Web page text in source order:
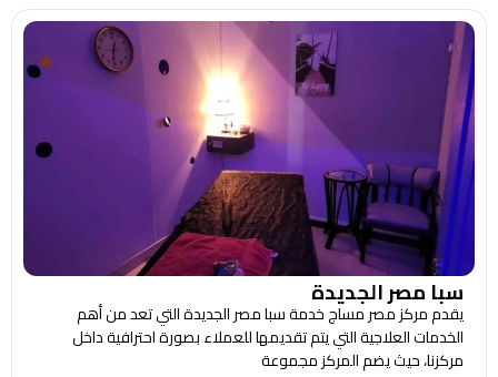
سبا مصر الجديدة
يقدم مركز مصر مساج خدمة سبا مصر الجديدة التي تعد من أهم
الخدمات العلاجية التي يتم تقديمها للعملاء بصورة احترافية داخل
مركزنا، حيث يضم المركز مجموعة